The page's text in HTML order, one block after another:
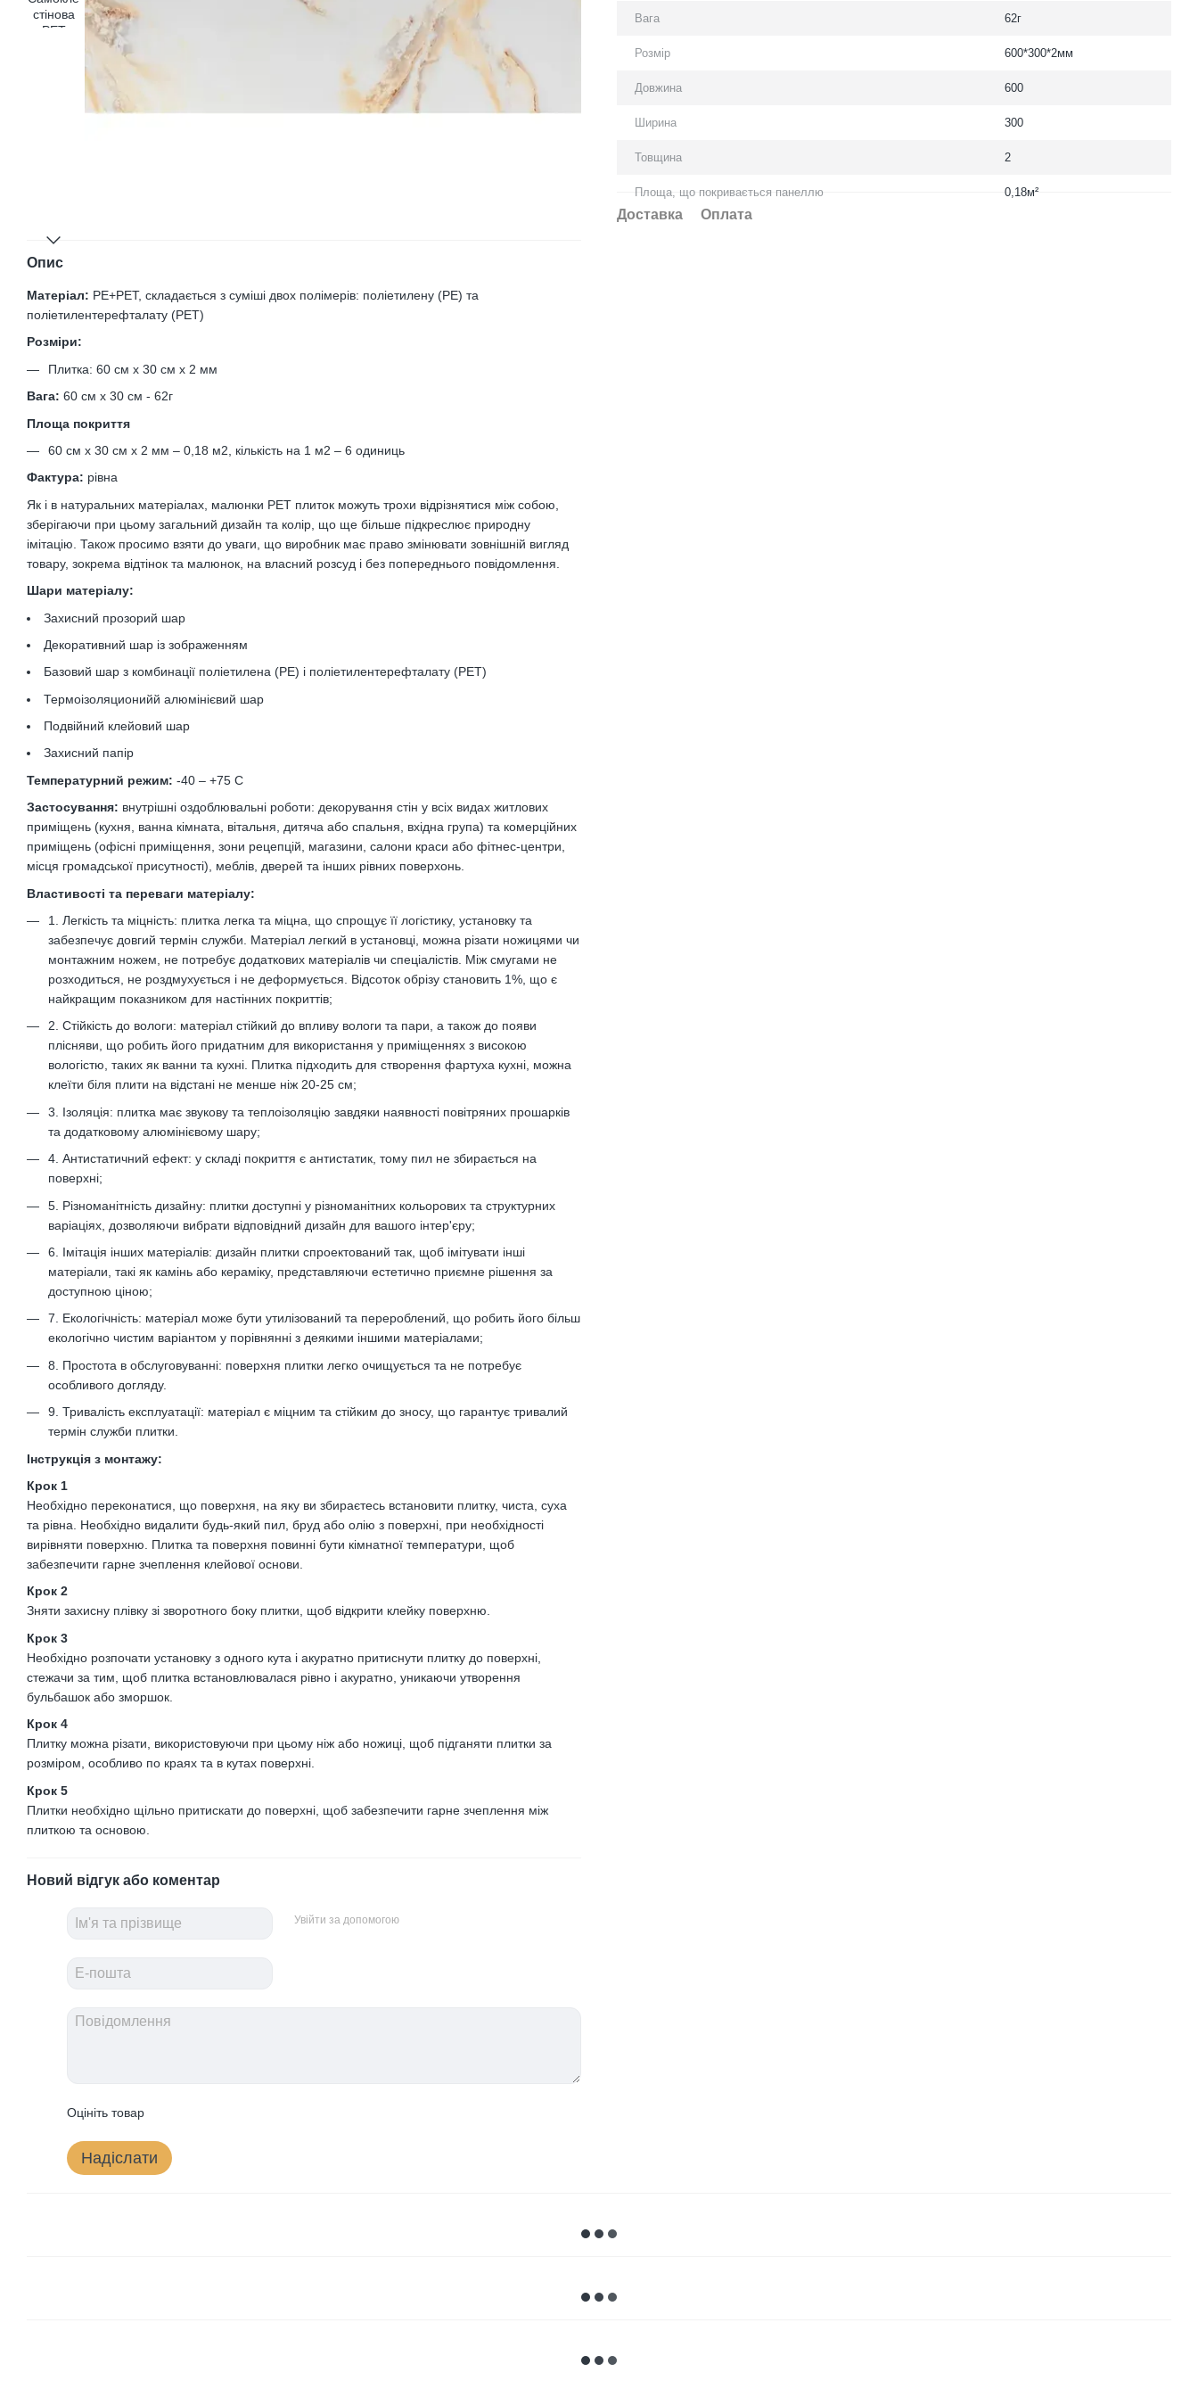
Опис
Матеріал: PE+PET, складається з суміші двох полімерів: поліетилену (PE) та
поліетилентерефталату (PET)
Розміри:
Плитка: 60 см х 30 см х 2 мм
Вага: 60 см х 30 см - 62г
Площа покриття
60 см х 30 см х 2 мм – 0,18 м2, кількість на 1 м2 – 6 одиниць
Фактура: рівна
Як і в натуральних матеріалах, малюнки РЕТ плиток можуть трохи відрізнятися між собою,
зберігаючи при цьому загальний дизайн та колір, що ще більше підкреслює природну
імітацію. Також просимо взяти до уваги, що виробник має право змінювати зовнішній вигляд
товару, зокрема відтінок та малюнок, на власний розсуд і без попереднього повідомлення.
Шари матеріалу:
Захисний прозорий шар
Декоративний шар із зображенням
Базовий шар з комбинації поліетилена (PE) і поліетилентерефталату (PET)
Термоізоляционийй алюмінієвий шар
Подвійний клейовий шар
Захисний папір
Температурний режим: -40 – +75 С
Застосування: внутрішні оздоблювальні роботи: декорування стін у всіх видах житлових
приміщень (кухня, ванна кімната, вітальня, дитяча або спальня, вхідна група) та комерційних
приміщень (офісні приміщення, зони рецепцій, магазини, салони краси або фітнес-центри,
місця громадської присутності), меблів, дверей та інших рівних поверхонь.
Властивості та переваги матеріалу:
1. Легкість та міцність: плитка легка та міцна, що спрощує її логістику, установку та
забезпечує довгий термін служби. Матеріал легкий в установці, можна різати ножицями чи
монтажним ножем, не потребує додаткових матеріалів чи спеціалістів. Між смугами не
розходиться, не роздмухується і не деформується. Відсоток обрізу становить 1%, що є
найкращим показником для настінних покриттів;
2. Стійкість до вологи: матеріал стійкий до впливу вологи та пари, а також до появи
плісняви, що робить його придатним для використання у приміщеннях з високою
вологістю, таких як ванни та кухні. Плитка підходить для створення фартуха кухні, можна
клеїти біля плити на відстані не менше ніж 20-25 см;
3. Ізоляція: плитка має звукову та теплоізоляцію завдяки наявності повітряних прошарків
та додатковому алюмінієвому шару;
4. Антистатичний ефект: у складі покриття є антистатик, тому пил не збирається на
поверхні;
5. Різноманітність дизайну: плитки доступні у різноманітних кольорових та структурних
варіаціях, дозволяючи вибрати відповідний дизайн для вашого інтер'єру;
6. Імітація інших матеріалів: дизайн плитки спроектований так, щоб імітувати інші
матеріали, такі як камінь або кераміку, представляючи естетично приємне рішення за
доступною ціною;
7. Екологічність: матеріал може бути утилізований та перероблений, що робить його більш
екологічно чистим варіантом у порівнянні з деякими іншими матеріалами;
8. Простота в обслуговуванні: поверхня плитки легко очищується та не потребує
особливого догляду.
9. Тривалість експлуатації: матеріал є міцним та стійким до зносу, що гарантує тривалий
термін служби плитки.
Інструкція з монтажу:
Крок 1
Необхідно переконатися, що поверхня, на яку ви збираєтесь встановити плитку, чиста, суха
та рівна. Необхідно видалити будь-який пил, бруд або олію з поверхні, при необхідності
вирівняти поверхню. Плитка та поверхня повинні бути кімнатної температури, щоб
забезпечити гарне зчеплення клейової основи.
Крок 2
Зняти захисну плівку зі зворотного боку плитки, щоб відкрити клейку поверхню.
Крок 3
Необхідно розпочати установку з одного кута і акуратно притиснути плитку до поверхні,
стежачи за тим, щоб плитка встановлювалася рівно і акуратно, уникаючи утворення
бульбашок або зморшок.
Крок 4
Плитку можна різати, використовуючи при цьому ніж або ножиці, щоб підганяти плитки за
розміром, особливо по краях та в кутах поверхні.
Крок 5
Плитки необхідно щільно притискати до поверхні, щоб забезпечити гарне зчеплення між
плиткою та основою.
Новий відгук або коментар
Увійти за допомогою
Оцініть товар
Надіслати
Вага 62г
Розмір 600*300*2мм
Довжина 600
Ширина 300
Товщина 2
Площа, що покривається панеллю 0,18м²
Доставка Оплата